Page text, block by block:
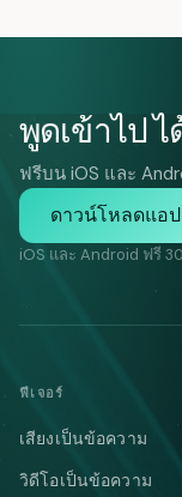
พูดเข้าไป
ฟรีบน iOS และ
ดาวน์โหลดแอ
iOS และ Android ฟรี
ฟีเจอร์
เสียงเป็นข้อความ
วิดีโอเป็นข้อความ